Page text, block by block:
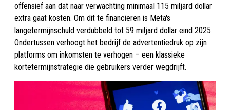
offensief aan dat naar verwachting minimaal 115 miljard dollar
extra gaat kosten. Om dit te financieren is Meta's
langetermijnschuld verdubbeld tot 59 miljard dollar eind 2025.
Ondertussen verhoogt het bedrijf de advertentiedruk op zijn
platforms om inkomsten te verhogen – een klassieke
kortetermijnstrategie die gebruikers verder wegdrijft.